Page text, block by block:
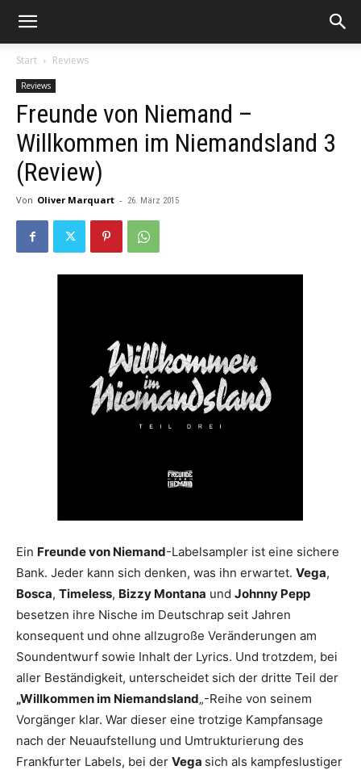
Start Reviews
Reviews
Freunde von Niemand –
Willkommen im Niemandsland 3
(Review)
Von Oliver Marquart - 26. März 2015
Ein Freunde von Niemand-Labelsampler ist eine sichere
Bank. Jeder kann sich denken, was ihn erwartet. Vega,
Bosca, Timeless, Bizzy Montana und Johnny Pepp
besetzen ihre Nische im Deutschrap seit Jahren
konsequent und ohne allzugroße Veränderungen am
Soundentwurf sowie Inhalt der Lyrics. Und trotzdem, bei
aller Beständigkeit, unterscheidet sich der dritte Teil der
„Willkommen im Niemandsland„-Reihe von seinem
Vorgänger klar. War dieser eine trotzige Kampfansage
nach der Neuaufstellung und Umtrukturierung des
Frankfurter Labels, bei der Vega sich als kampfeslustiger